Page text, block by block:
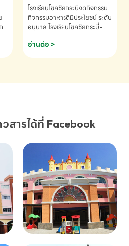
K2(Grop) โรงเรียนโชคชัยกระบี่-
สอบถามข้อมูลเพิ่มเติม โทร.
075-691910
รู้
โรงเรียนโชคชัยกระบี่จดกิจกรรม
กิจกรรมอาหารดีมีประโยชน์ ระดับ
อนุบาล โรงเรียนโชคชัยกระบี่-
075-691910
อ่านต่อ >
สารได้ที่ Facebook